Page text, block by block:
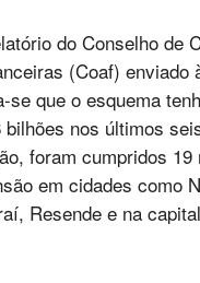
do Conselho de
(Coaf) enviado
se que o esquema
bilhões nos últimos
foram cumpridos 19
em cidades como
Resende e na